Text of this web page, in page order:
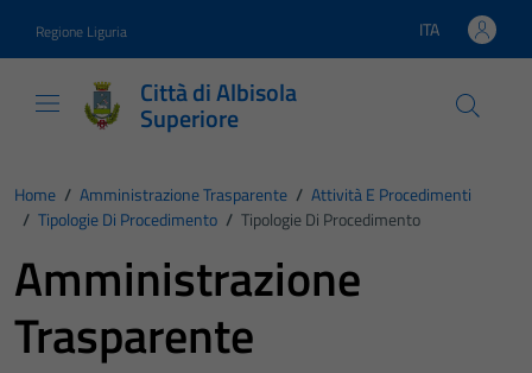
Regione Liguria Lingua attiva:
ITA
Città di Albisola
Superiore
Home / Amministrazione Trasparente / Attività E Procedimenti
/ Tipologie Di Procedimento / Tipologie Di Procedimento
Amministrazione
Trasparente